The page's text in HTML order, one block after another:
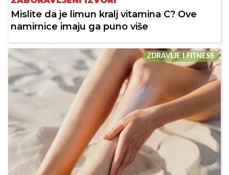
Mislite da je limun kralj vitamina C? Ove
namirnice imaju ga puno više
ZDRAVLJE I FITNESS